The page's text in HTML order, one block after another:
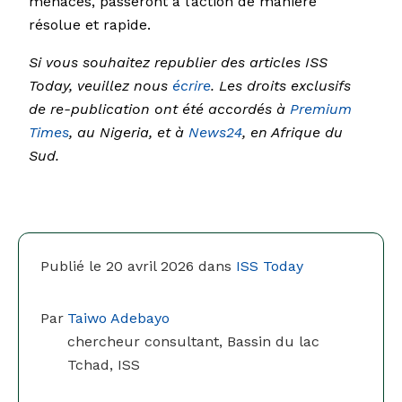
Publié le 20 avril 2026 dans ISS Today
Par Taiwo Adebayo
chercheur consultant, Bassin du lac
Tchad, ISS
résolue et rapide.
Si vous souhaitez republier des articles ISS
Today, veuillez nous écrire. Les droits exclusifs
de re-publication ont été accordés à Premium
Times, au Nigeria, et à News24, en Afrique du
Sud.